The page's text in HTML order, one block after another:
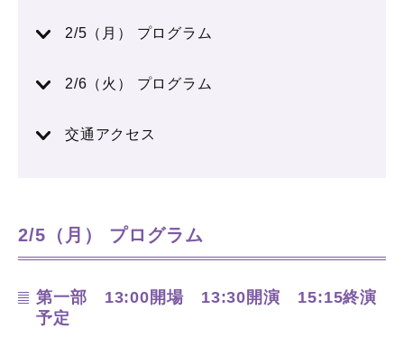
2/5（月） プログラム
2/6（火） プログラム
交通アクセス
2/5（月） プログラム
第一部 13:00開場 13:30開演 15:15終演
予定